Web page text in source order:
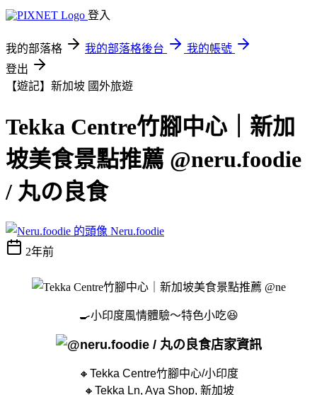
登入
我的部落格 我的部落格後台
我的帳號
登出
【遊記】新加坡 國外旅遊
Tekka Centre竹腳中心｜新加
坡美食景點推薦 @neru.foodie
/ 丸の良食
Neru.foodie
2年前
🍳小印度風情體驗～特色小吃😆
店家資訊
🔸Tekka Centre竹腳中心/小印度
🔸Tekka Ln, Aya Shop, 新加坡